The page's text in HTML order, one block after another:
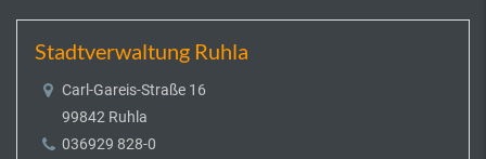
Stadtverwaltung Ruhla
Carl-Gareis-Straße 16
99842 Ruhla
036929 828-0